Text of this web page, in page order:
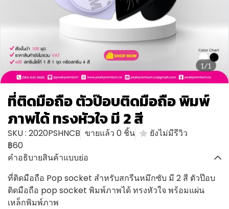
1/1
ที่ติดมือถือ ตัวป๊อบติดมือถือ พิมพ์
ภาพได้ ทรงหัวใจ มี 2 สี
SKU : 2020PSHNCB ขายแล้ว 0 ชิ้น
ยังไม่มีรีวิว
฿60
คำอธิบายสินค้าแบบย่อ
ที่ติดมือถือ Pop socket สำหรับสกรีนหมึกซับ มี 2 สี ตัวป๊อบ
ติดมือถือ pop socket พิมพ์ภาพได้ ทรงหัวใจ พร้อมแผ่น
เหล็กพิมพ์ภาพ